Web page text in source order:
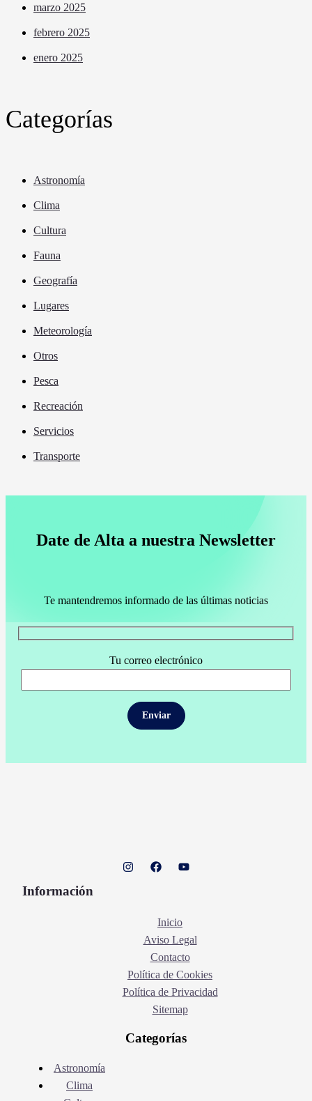
marzo 2025
febrero 2025
enero 2025
Categorías
Astronomía
Clima
Cultura
Fauna
Geografía
Lugares
Meteorología
Otros
Pesca
Recreación
Servicios
Transporte
Date de Alta a nuestra Newsletter
Te mantendremos informado de las últimas noticias
Tu correo electrónico
Información
Inicio
Aviso Legal
Contacto
Política de Cookies
Política de Privacidad
Sitemap
Categorías
Astronomía
Clima